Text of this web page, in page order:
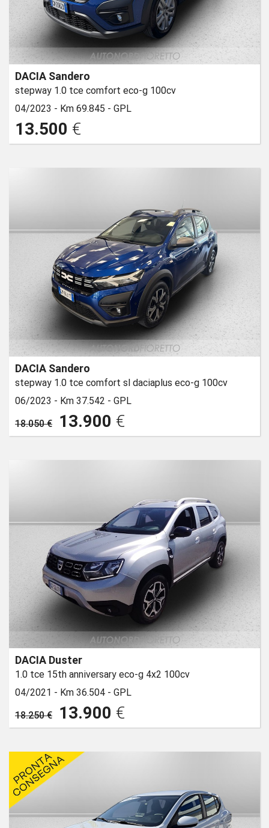
DACIA Sandero
stepway 1.0 tce comfort eco-g 100cv
04/2023 - Km 69.845 - GPL
13.500 €
DACIA Sandero
stepway 1.0 tce comfort sl daciaplus eco-g 100cv
06/2023 - Km 37.542 - GPL
18.050 €
13.900 €
DACIA Duster
1.0 tce 15th anniversary eco-g 4x2 100cv
04/2021 - Km 36.504 - GPL
18.250 €
13.900 €